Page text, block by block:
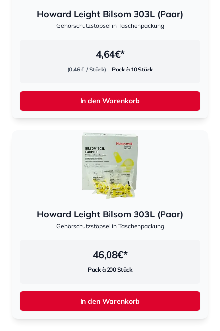
Howard Leight Bilsom 303L (Paar)
Gehörschutzstöpsel in Taschenpackung
4,64€*
(0,46 € / Stück) Pack à 10 Stück
In den Warenkorb
Howard Leight Bilsom 303L (Paar)
Gehörschutzstöpsel in Taschenpackung
46,08€*
Pack à 200 Stück
In den Warenkorb